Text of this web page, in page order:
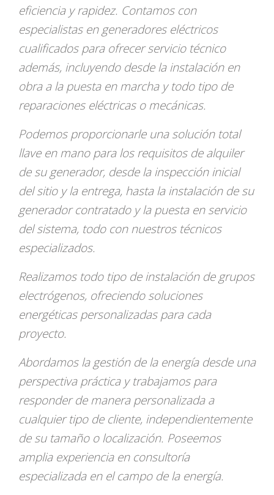
eficiencia y rapidez. Contamos con
especialistas en generadores eléctricos
cualificados para ofrecer servicio técnico
además, incluyendo desde la instalación en
obra a la puesta en marcha y todo tipo de
reparaciones eléctricas o mecánicas.
Podemos proporcionarle una solución total
llave en mano para los requisitos de alquiler
de su generador, desde la inspección inicial
del sitio y la entrega, hasta la instalación de su
generador contratado y la puesta en servicio
del sistema, todo con nuestros técnicos
especializados.
Realizamos todo tipo de instalación de grupos
electrógenos, ofreciendo soluciones
energéticas personalizadas para cada
proyecto.
Abordamos la gestión de la energía desde una
perspectiva práctica y trabajamos para
responder de manera personalizada a
cualquier tipo de cliente, independientemente
de su tamaño o localización. Poseemos
amplia experiencia en consultoría
especializada en el campo de la energía.